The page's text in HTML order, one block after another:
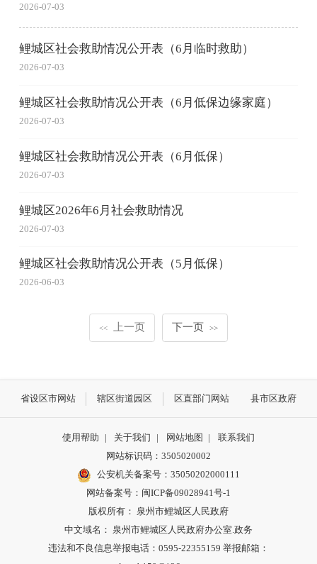
2026-07-03
鲤城区社会救助情况公开表（6月临时救助）
2026-07-03
鲤城区社会救助情况公开表（6月低保边缘家庭）
2026-07-03
鲤城区社会救助情况公开表（6月低保）
2026-07-03
鲤城区2026年6月社会救助情况
2026-07-03
鲤城区社会救助情况公开表（5月低保）
2026-06-03
<< 上一页 下一页 >>
省设区市网站 辖区街道园区 区直部门网站 县市区政府
使用帮助 | 关于我们 | 网站地图 |
联系我们
网站标识码：3505020002
公安机关备案号：35050202000111
网站备案号：闽ICP备09028941号-1
版权所有： 泉州市鲤城区人民政府
中文域名： 泉州市鲤城区人民政府办公室.政务
违法和不良信息举报电话：0595-22355159 举报邮箱：